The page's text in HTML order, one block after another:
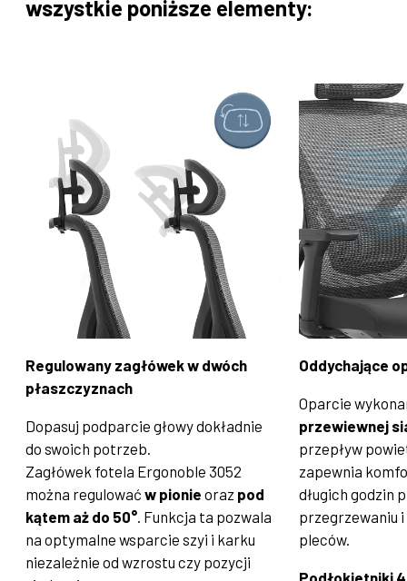
wszystkie poniższe elementy:
Regulowany zagłówek w dwóch
płaszczyznach
Dopasuj podparcie głowy dokładnie
do swoich potrzeb.
Zagłówek fotela Ergonoble 3052
można regulować w pionie oraz pod
kątem aż do 50° . Funkcja ta pozwala
na optymalne wsparcie szyi i karku
niezależnie od wzrostu czy pozycji
Oddychające
Oparcie
przewiewnej
przepływ
zapewnia
długich godzin
przegrzewaniu
pleców.
Podłokietniki